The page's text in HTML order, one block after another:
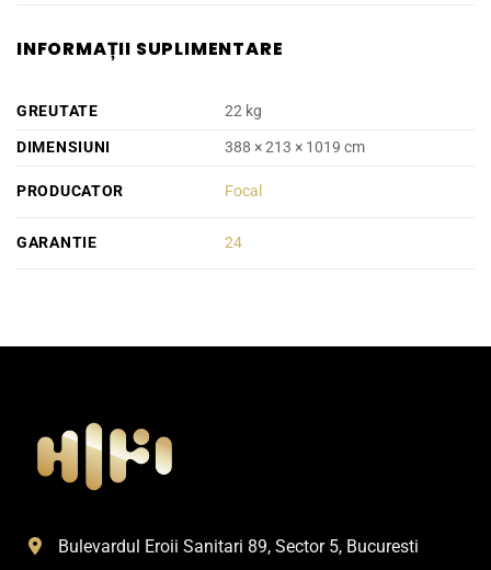
INFORMAȚII SUPLIMENTARE
GREUTATE
22 kg
DIMENSIUNI
388 × 213 × 1019 cm
PRODUCATOR Focal
GARANTIE 24
Bulevardul Eroii Sanitari 89, Sector 5, Bucuresti